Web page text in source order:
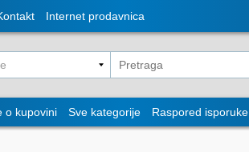
Internet prodavnica
o kupovini Sve kategorije Raspored isporuke